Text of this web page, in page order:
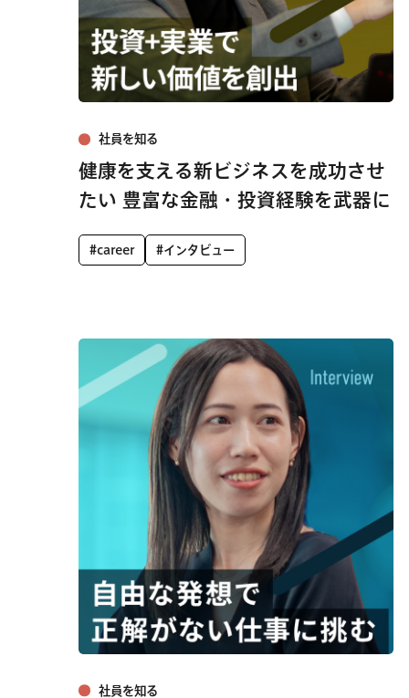
社員を知る
健康を支える新ビジネスを成功させ
たい 豊富な金融・投資経験を武器に
#career #インタビュー
社員を知る